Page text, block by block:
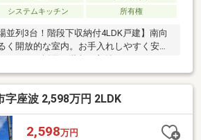
システムキッチン 所有権
並列3台！階段下収納付4LDK戸建】南向
く開放的な室内。お手入れしやすく安全
も充実し、お部屋を広々使えます。海が
など自然を身近に感じる暮らしを楽しめ
。リフォーム済みの快適さ、充実の設
を兼ね備えた魅力あふれる物件です。ぜ
字座波 2,598万円 2LDK
2,598万円